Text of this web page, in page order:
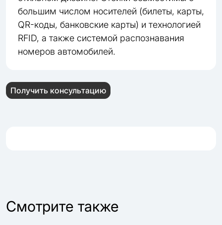
большим числом носителей (билеты, карты,
QR-коды, банковские карты) и технологией
RFID, а также системой распознавания
номеров автомобилей.
Получить консультацию
Cмотрите также